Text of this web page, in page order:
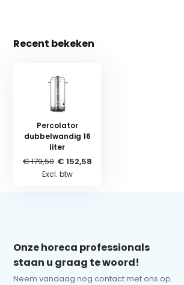
Recent bekeken
Percolator
dubbelwandig 16
liter
€ 179,50 € 152,58
Excl. btw
Onze horeca professionals
staan u graag te woord!
Neem vandaag nog contact met ons op.